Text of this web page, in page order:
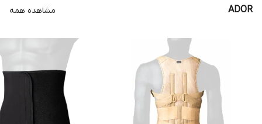
ADOR مشاهده همه